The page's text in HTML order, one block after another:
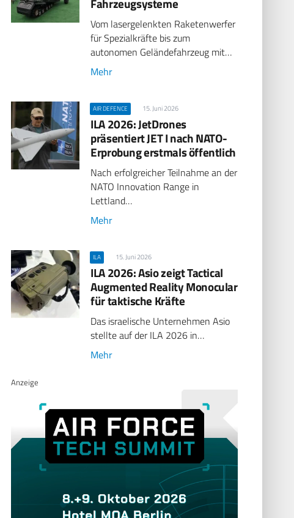
Vom lasergelenkten Raketenwerfer
für Spezialkräfte bis zum
autonomen Geländefahrzeug mit…
Mehr
AIR DEFENCE 15. Juni 2026
ILA 2026: JetDrones
präsentiert JET I nach NATO-
Erprobung erstmals öffentlich
Nach erfolgreicher Teilnahme an der
NATO Innovation Range in
Lettland…
Mehr
ILA 15. Juni 2026
ILA 2026: Asio zeigt Tactical
Augmented Reality Monocular
für taktische Kräfte
Das israelische Unternehmen Asio
stellte auf der ILA 2026 in…
Mehr
Anzeige